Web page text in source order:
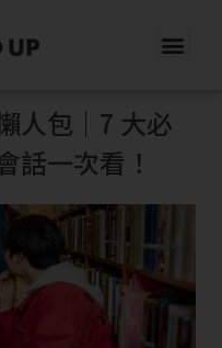
人包｜7 大必
話一次看！